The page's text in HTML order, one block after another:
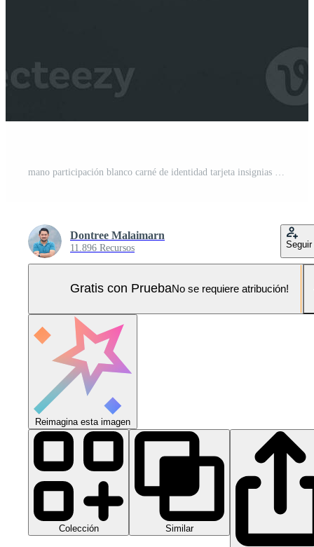
Dontree Malaimarn
11.896 Recursos Seguir
Gratis con PruebaNo se requiere atribución!
Reimagina esta imagen
Colección Similar